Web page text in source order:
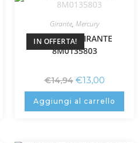
IN OFFERTA!
Girante, Mercury
MERCURY GIRANTE
8M0135803
€14,94 €13,00
Aggiungi al carrello